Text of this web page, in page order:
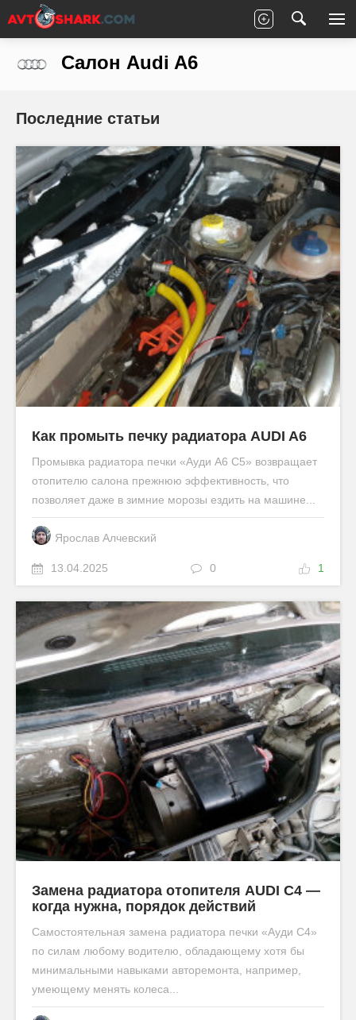
Главная Audi
Салон Audi A6
Последние статьи
Как промыть печку радиатора AUDI A6
Промывка радиатора печки «Ауди А6 С5» возвращает
отопителю салона прежнюю эффективность, что
позволяет даже в зимние морозы ездить на машине...
Ярослав Алчевский
13.04.2025 0 1
Замена радиатора отопителя AUDI C4 —
когда нужна, порядок действий
Самостоятельная замена радиатора печки «Ауди С4»
по силам любому водителю, обладающему хотя бы
минимальными навыками авторемонта, например,
умеющему менять колеса...